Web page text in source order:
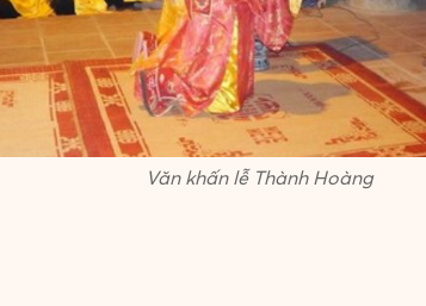
Văn khấn lễ Thành Hoàng